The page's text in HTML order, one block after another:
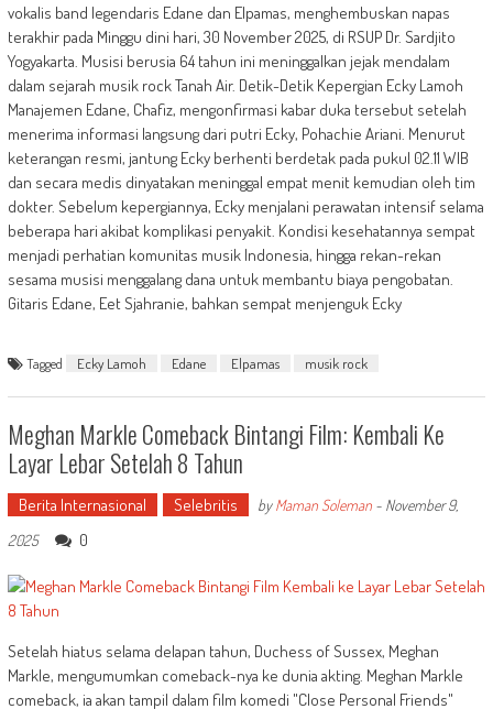
vokalis band legendaris Edane dan Elpamas, menghembuskan napas
terakhir pada Minggu dini hari, 30 November 2025, di RSUP Dr. Sardjito
Yogyakarta. Musisi berusia 64 tahun ini meninggalkan jejak mendalam
dalam sejarah musik rock Tanah Air. Detik-Detik Kepergian Ecky Lamoh
Manajemen Edane, Chafiz, mengonfirmasi kabar duka tersebut setelah
menerima informasi langsung dari putri Ecky, Pohachie Ariani. Menurut
keterangan resmi, jantung Ecky berhenti berdetak pada pukul 02.11 WIB
dan secara medis dinyatakan meninggal empat menit kemudian oleh tim
dokter. Sebelum kepergiannya, Ecky menjalani perawatan intensif selama
beberapa hari akibat komplikasi penyakit. Kondisi kesehatannya sempat
menjadi perhatian komunitas musik Indonesia, hingga rekan-rekan
sesama musisi menggalang dana untuk membantu biaya pengobatan.
Gitaris Edane, Eet Sjahranie, bahkan sempat menjenguk Ecky
Tagged Ecky Lamoh Edane Elpamas musik rock
Meghan Markle Comeback Bintangi Film: Kembali Ke
Layar Lebar Setelah 8 Tahun
Berita Internasional Selebritis byMaman Soleman- November 9,
2025
0
Setelah hiatus selama delapan tahun, Duchess of Sussex, Meghan
Markle, mengumumkan comeback-nya ke dunia akting. Meghan Markle
comeback, ia akan tampil dalam film komedi "Close Personal Friends"